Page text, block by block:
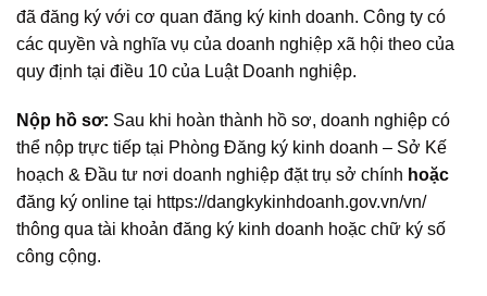
đã đăng ký với cơ quan đăng ký kinh doanh. Công ty có
các quyền và nghĩa vụ của doanh nghiệp xã hội theo của
quy định tại điều 10 của Luật Doanh nghiệp.
Nộp hồ sơ: Sau khi hoàn thành hồ sơ, doanh nghiệp có
thể nộp trực tiếp tại Phòng Đăng ký kinh doanh – Sở Kế
hoạch & Đầu tư nơi doanh nghiệp đặt trụ sở chính hoặc
đăng ký online tại https://dangkykinhdoanh.gov.vn/vn/
thông qua tài khoản đăng ký kinh doanh hoặc chữ ký số
công cộng.